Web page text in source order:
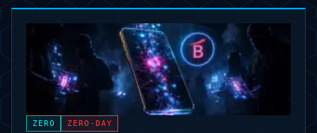
ZERO ZERO-DAY